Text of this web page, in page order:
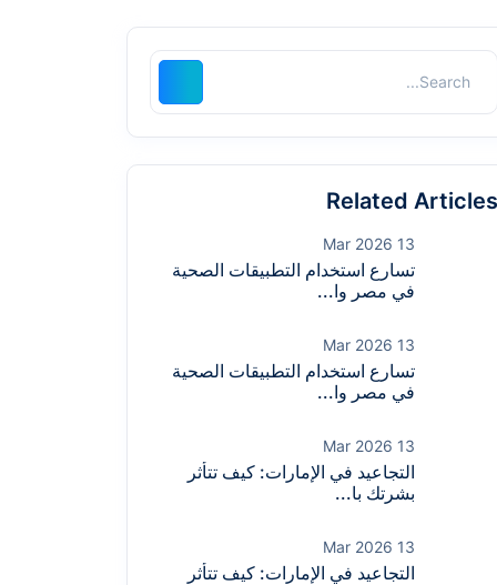
Related Articles
13 Mar 2026
تسارع استخدام التطبيقات الصحية
في مصر وا...
13 Mar 2026
تسارع استخدام التطبيقات الصحية
في مصر وا...
13 Mar 2026
التجاعيد في الإمارات: كيف تتأثر
بشرتك با...
13 Mar 2026
التجاعيد في الإمارات: كيف تتأثر